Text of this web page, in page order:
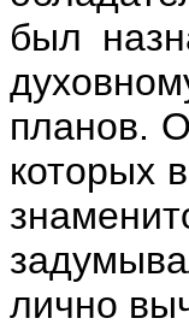
был
планов.
которых
лично